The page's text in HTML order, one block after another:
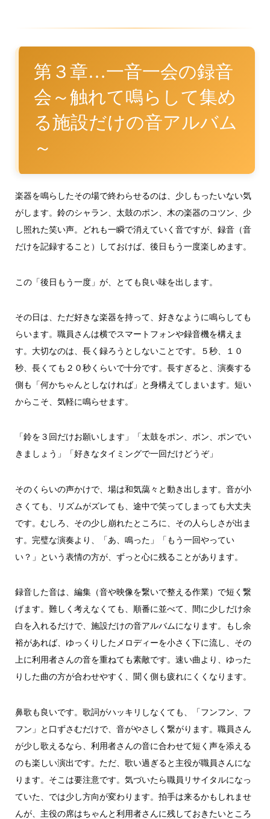
第３章…一音一会の録音
会～触れて鳴らして集め
る施設だけの音アルバム
～
楽器を鳴らしたその場で終わらせるのは、少しもったいない気
がします。鈴のシャラン、太鼓のポン、木の楽器のコツン、少
し照れた笑い声。どれも一瞬で消えていく音ですが、録音（音
だけを記録すること）しておけば、後日もう一度楽しめます。
この「後日もう一度」が、とても良い味を出します。
その日は、ただ好きな楽器を持って、好きなように鳴らしても
らいます。職員さんは横でスマートフォンや録音機を構えま
す。大切なのは、長く録ろうとしないことです。５秒、１０
秒、長くても２０秒くらいで十分です。長すぎると、演奏する
側も「何かちゃんとしなければ」と身構えてしまいます。短い
からこそ、気軽に鳴らせます。
「鈴を３回だけお願いします」「太鼓をポン、ポン、ポンでい
きましょう」「好きなタイミングで一回だけどうぞ」
そのくらいの声かけで、場は和気藹々と動き出します。音が小
さくても、リズムがズレても、途中で笑ってしまっても大丈夫
です。むしろ、その少し崩れたところに、その人らしさが出ま
す。完璧な演奏より、「あ、鳴った」「もう一回やってい
い？」という表情の方が、ずっと心に残ることがあります。
録音した音は、編集（音や映像を繋いで整える作業）で短く繋
げます。難しく考えなくても、順番に並べて、間に少しだけ余
白を入れるだけで、施設だけの音アルバムになります。もし余
裕があれば、ゆっくりしたメロディーを小さく下に流し、その
上に利用者さんの音を重ねても素敵です。速い曲より、ゆった
りした曲の方が合わせやすく、聞く側も疲れにくくなります。
鼻歌も良いです。歌詞がハッキリしなくても、「フンフン、フ
フン」と口ずさむだけで、音がやさしく繋がります。職員さん
が少し歌えるなら、利用者さんの音に合わせて短く声を添える
のも楽しい演出です。ただ、歌い過ぎると主役が職員さんにな
ります。そこは要注意です。気づいたら職員リサイタルになっ
ていた、では少し方向が変わります。拍手は来るかもしれませ
んが、主役の席はちゃんと利用者さんに残しておきたいところ